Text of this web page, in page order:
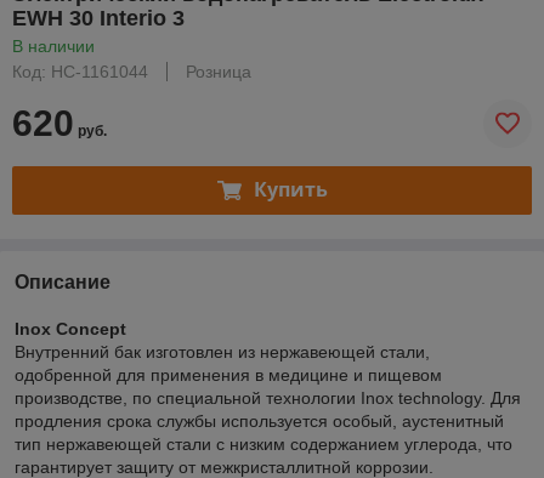
EWH 30 Interio 3
В наличии
Код: НС-1161044
Розница
620 руб.
Купить
Описание
Inox Concept
Внутренний бак изготовлен из нержавеющей стали,
одобренной для применения в медицине и пищевом
производстве, по специальной технологии Inox technology. Для
продления срока службы используется особый, аустенитный
тип нержавеющей стали с низким содержанием углерода, что
гарантирует защиту от межкристаллитной коррозии.